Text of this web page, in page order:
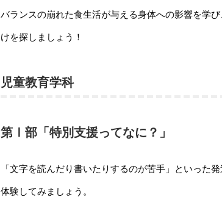
バランスの崩れた食生活が与える身体への影響を学
けを探しましょう！
児童教育学科
第Ⅰ部「特別支援ってなに？」
「文字を読んだり書いたりするのが苦手」といった
体験してみましょう。